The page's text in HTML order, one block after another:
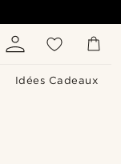
Idées Cadeaux